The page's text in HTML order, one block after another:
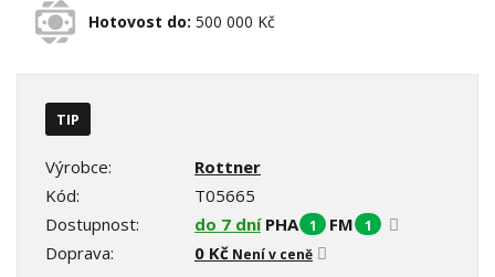
Hotovost do: 500 000 Kč
TIP
Výrobce:
Rottner
Kód:
T05665
Dostupnost:
do 7 dní PHA 1 FM 1
Doprava: 0 Kč Není v ceně